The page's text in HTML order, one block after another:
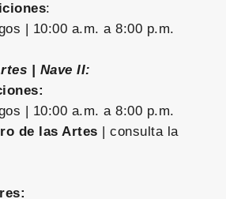
:
| 10:00 a.m. a 8:00 p.m.
| Nave II:
| 10:00 a.m. a 8:00 p.m.
de las Artes | consulta la